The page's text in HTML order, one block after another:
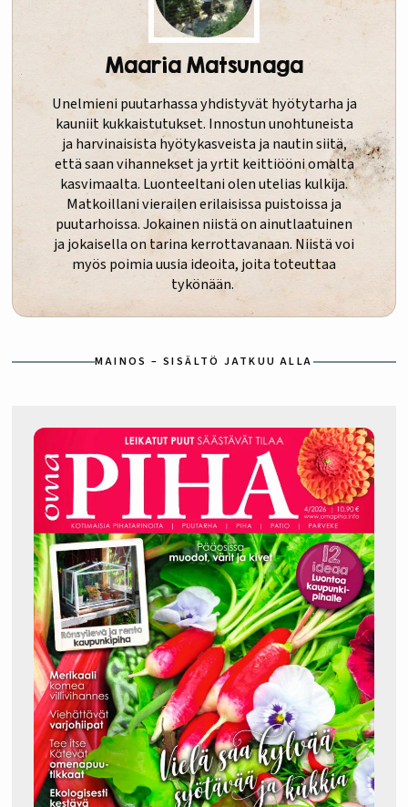
Maaria Matsunaga
Unelmieni puutarhassa yhdistyvät hyötytarha ja
kauniit kukkaistutukset. Innostun unohtuneista
ja harvinaisista hyötykasveista ja nautin siitä,
että saan vihannekset ja yrtit keittiööni omalta
kasvimaalta. Luonteeltani olen utelias kulkija.
Matkoillani vierailen erilaisissa puistoissa ja
puutarhoissa. Jokainen niistä on ainutlaatuinen
ja jokaisella on tarina kerrottavanaan. Niistä voi
myös poimia uusia ideoita, joita toteuttaa
tykönään.
MAINOS – SISÄLTÖ JATKUU ALLA